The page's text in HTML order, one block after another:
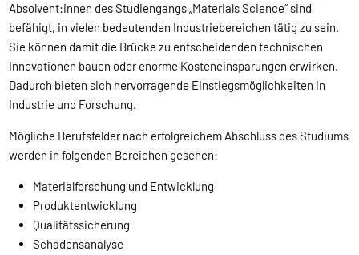
Absolvent:innen des Studiengangs „Materials Science“ sind
befähigt, in vielen bedeutenden Industriebereichen tätig zu sein.
Sie können damit die Brücke zu entscheidenden technischen
Innovationen bauen oder enorme Kosteneinsparungen erwirken.
Dadurch bieten sich hervorragende Einstiegsmöglichkeiten in
Industrie und Forschung.
Mögliche Berufsfelder nach erfolgreichem Abschluss des Studiums
werden in folgenden Bereichen gesehen:
Materialforschung und Entwicklung
Produktentwicklung
Qualitätssicherung
Schadensanalyse